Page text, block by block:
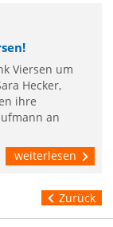
Viersen um
Hecker,
ihre
an
weiterlesen
Zurück